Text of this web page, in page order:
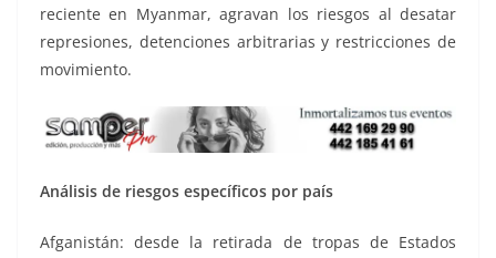
reciente en Myanmar, agravan los riesgos al desatar
represiones, detenciones arbitrarias y restricciones de
movimiento.
Análisis de riesgos específicos por país
Afganistán: desde la retirada de tropas de Estados